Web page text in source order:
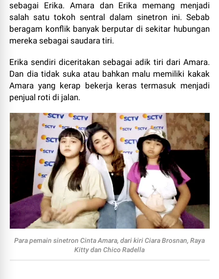
sebagai Erika. Amara dan Erika memang menjadi
salah satu tokoh sentral dalam sinetron ini. Sebab
beragam konflik banyak berputar di sekitar hubungan
mereka sebagai saudara tiri.
Erika sendiri diceritakan sebagai adik tiri dari Amara.
Dan dia tidak suka atau bahkan malu memiliki kakak
Amara yang kerap bekerja keras termasuk menjadi
penjual roti di jalan.
Para pemain sinetron Cinta Amara, dari kiri Ciara Brosnan, Raya
Kitty dan Chico Radella